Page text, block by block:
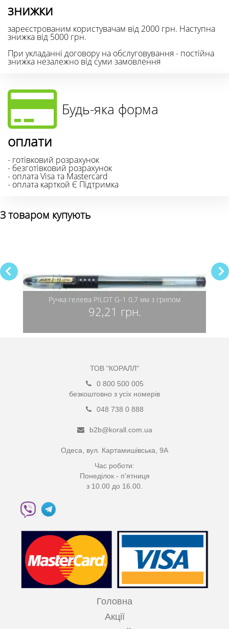
знижки
зареєстрованим користувачам від 2000 грн. Наступна
знижка від 5000 грн.
При укладанні договору на обслуговування - постійна
знижка незалежно від суми замовлення
Будь-яка форма
оплати
- готівковий розрахунок
- безготівковий розрахунок
- оплата Visa та Mastercard
- оплата карткой Є Підтримка
З товаром купують
Ручка гелева PILOT G-1 0,7 мм з грипом
92,21 грн.
ТОВ "КОРАЛЛ"
0 800 500 005
безкоштовно з усіх номерів
048 738 0 888
b2b@korall.com.ua
Одеса, вул. Картамишівська, 9А
Час роботи:
Понеділок - п'ятниця
з 10.00 до 16.00.
Головна
Акції